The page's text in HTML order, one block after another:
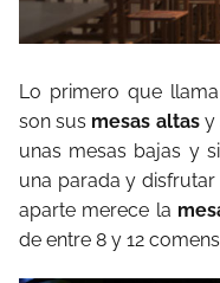
Lo primero que
son sus mesas altas y
unas mesas bajas y
una parada y
aparte merece la
de entre 8 y 12